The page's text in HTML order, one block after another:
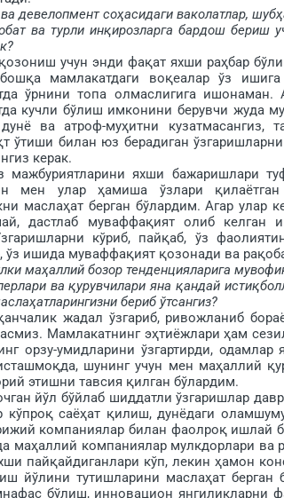
девелопмент соҳасидаги ваколатлар,
ва турли инқирозларга бардош бериш
учун энди фақат яхши раҳбар
мамлакатдаги воқеалар ўз
ўрнини топа олмаслигига ишонаман.
кучли бўлиш имконини берувчи жуда
ва атроф-муҳитни кузатмасангиз,
ўтиши билан юз берадиган
керак.
яхши бажаришлари
мен улар ҳамиша ўзлари
маслаҳат берган бў­лардим. Агар улар
дастлаб му­ваффақият олиб келган
кўриб, пайқаб, ўз
ўз ишида муваффақият қозонади ва
маҳаллий бозор тенденцияларига
ва қурувчилари яна қандай
бериб ўтсангиз?
жадал ўзгариб, ривожланиб
Мамлакатнинг эҳти­ёжлари ҳам
орзу-умидларини ўзгартирди,
шунинг учун мен маҳаллий
этишни тавсия қилган бўлардим.
йўл бўйлаб шиддатли ўзгаришлар
саёҳат қилиш, дунёдаги
компаниялар билан фаолроқ ишлай
маҳал­лий компаниялар мулкдорлари ва
пайқайдиганлари кўп, лекин ҳа­мон
йўлини тутишларини мас­лаҳат берган
бўлиш, инновацион янгиликларни